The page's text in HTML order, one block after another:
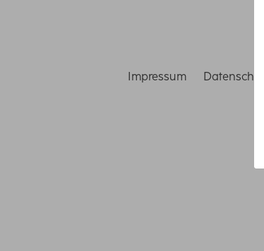
Impressum Datenschutz